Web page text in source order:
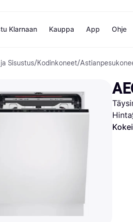
Klarnaan Kauppa
Kaupat
Gigantti
H&M
Peten
Wolt
App Ohje
Sisustus/Kodinkoneet/
Hinta